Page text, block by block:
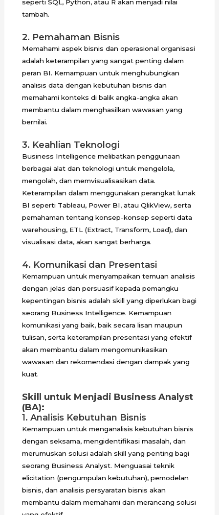
seperti SQL, Python, atau R akan menjadi nilai
tambah.
2. Pemahaman Bisnis
Memahami aspek bisnis dan operasional organisasi
adalah keterampilan yang sangat penting dalam
peran BI. Kemampuan untuk menghubungkan
analisis data dengan kebutuhan bisnis dan
memahami konteks di balik angka-angka akan
membantu dalam menghasilkan wawasan yang
bernilai.
3. Keahlian Teknologi
Business Intelligence melibatkan penggunaan
berbagai alat dan teknologi untuk mengelola,
mengolah, dan memvisualisasikan data.
Keterampilan dalam menggunakan perangkat lunak
BI seperti Tableau, Power BI, atau QlikView, serta
pemahaman tentang konsep-konsep seperti data
warehousing, ETL (Extract, Transform, Load), dan
visualisasi data, akan sangat berharga.
4. Komunikasi dan Presentasi
Kemampuan untuk menyampaikan temuan analisis
dengan jelas dan persuasif kepada pemangku
kepentingan bisnis adalah skill yang diperlukan bagi
seorang Business Intelligence. Kemampuan
komunikasi yang baik, baik secara lisan maupun
tulisan, serta keterampilan presentasi yang efektif
akan membantu dalam mengomunikasikan
wawasan dan rekomendasi dengan dampak yang
kuat.
Skill untuk Menjadi Business Analyst
(BA):
1. Analisis Kebutuhan Bisnis
Kemampuan untuk menganalisis kebutuhan bisnis
dengan seksama, mengidentifikasi masalah, dan
merumuskan solusi adalah skill yang penting bagi
seorang Business Analyst. Menguasai teknik
elicitation (pengumpulan kebutuhan), pemodelan
bisnis, dan analisis persyaratan bisnis akan
membantu dalam memahami dan merancang solusi